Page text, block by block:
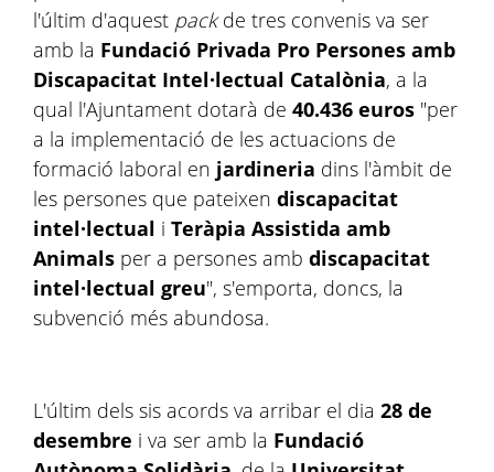
l'últim d'aquest packde tres convenis va ser
amb la Fundació Privada Pro Persones amb
Discapacitat Intel·lectual Catalònia, a la
qual l'Ajuntament dotarà de 40.436 euros "per
a la implementació de les actuacions de
formació laboral en jardineria dins l'àmbit de
les persones que pateixen discapacitat
intel·lectual i Teràpia Assistida amb
Animals per a persones amb discapacitat
intel·lectual greu", s'emporta, doncs, la
subvenció més abundosa.
L'últim dels sis acords va arribar el dia 28 de
desembre i va ser amb la Fundació